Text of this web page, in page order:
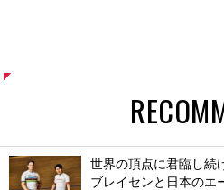
世界の頂点に君臨し続
ブレイセンと日本のエ